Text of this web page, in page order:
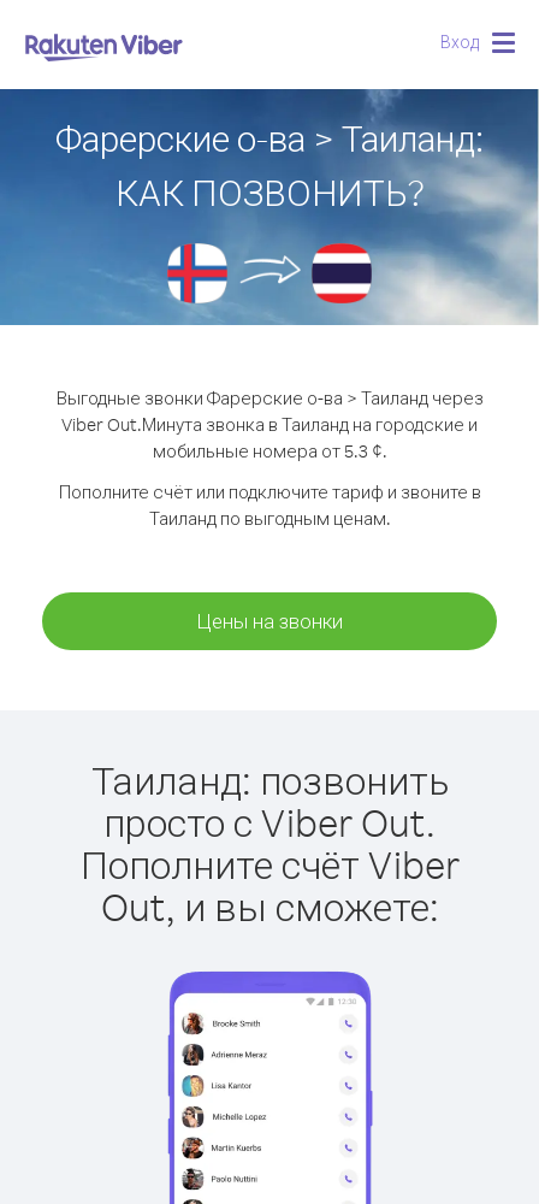
Вход
Фарерские о-ва > Таиланд:
КАК ПОЗВОНИТЬ?
Выгодные звонки Фарерские о-ва > Таиланд через
Viber Out.Минута звонка в Таиланд на городские и
мобильные номера от 5.3 ¢.
Пополните счёт или подключите тариф и звоните в
Таиланд по выгодным ценам.
Цены на звонки
Таиланд: позвонить
просто с Viber Out.
Пополните счёт Viber
Out, и вы сможете: